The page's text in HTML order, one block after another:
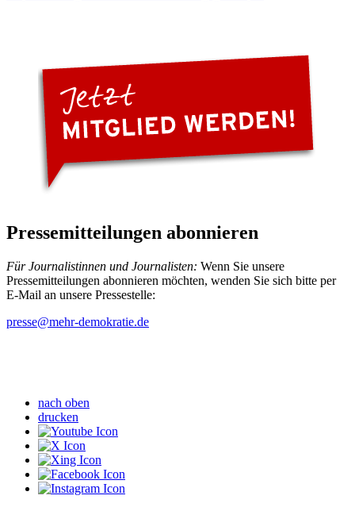
Pressemitteilungen abonnieren
Für Journalistinnen und Journalisten: Wenn Sie unsere
Pressemitteilungen abonnieren möchten, wenden Sie sich bitte per
E-Mail an unsere Pressestelle:
presse@mehr-demokratie.de
nach oben
drucken